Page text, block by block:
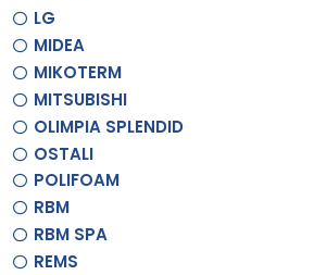
LG
MIDEA
MIKOTERM
MITSUBISHI
OLIMPIA SPLENDID
OSTALI
POLIFOAM
RBM
RBM SPA
REMS